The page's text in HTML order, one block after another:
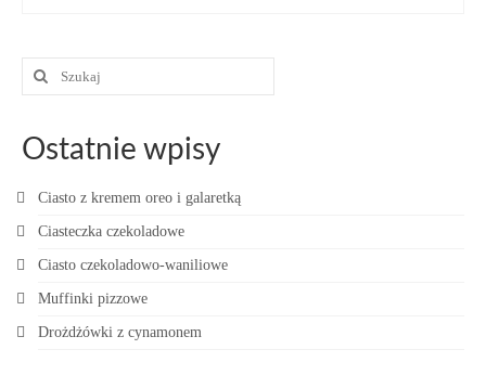
Szuklaj
Ostatnie wpisy
Ciasto z kremem oreo i galaretką
Ciasteczka czekoladowe
Ciasto czekoladowo-waniliowe
Muffinki pizzowe
Drożdżówki z cynamonem